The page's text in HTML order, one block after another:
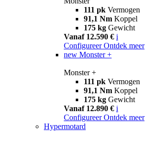
111 pk Vermogen
91,1 Nm Koppel
175 kg Gewicht
Vanaf 12.590 € i
Configureer Ontdek meer
new Monster +
Monster +
111 pk Vermogen
91,1 Nm Koppel
175 kg Gewicht
Vanaf 12.890 € i
Configureer Ontdek meer
Hypermotard